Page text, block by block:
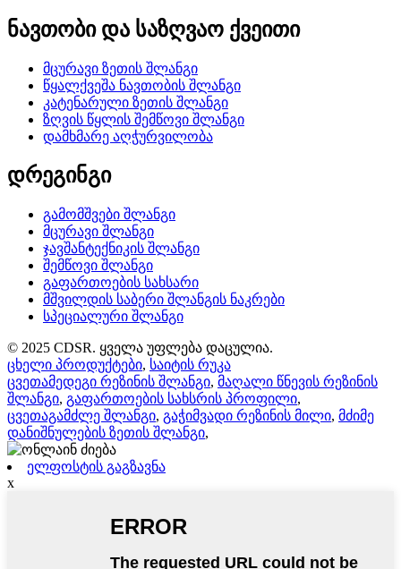
ნავთობი და საზღვაო ქვეითი
მცურავი ზეთის შლანგი
წყალქვეშა ნავთობის შლანგი
კატენარული ზეთის შლანგი
ზღვის წყლის შემწოვი შლანგი
დამხმარე აღჭურვილობა
დრეგინგი
გამომშვები შლანგი
მცურავი შლანგი
ჯავშანტექნიკის შლანგი
შემწოვი შლანგი
გაფართოების სახსარი
მშვილდის საბერი შლანგის ნაკრები
სპეციალური შლანგი
© 2025 CDSR. ყველა უფლება დაცულია.
ცხელი პროდუქტები, საიტის რუკა
ცვეთამედეგი რეზინის შლანგი, მაღალი წნევის რეზინის
შლანგი, გაფართოების სახსრის პროფილი,
ცვეთაგამძლე შლანგი, გაჭიმვადი რეზინის მილი, მძიმე
დანიშნულების ზეთის შლანგი,
ელფოსტის გაგზავნა
x